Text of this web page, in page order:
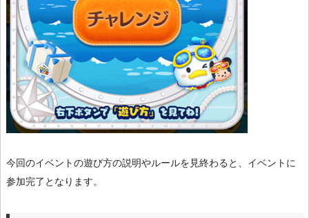
今回のイベントの遊び方の説明やルールを見終わると、イベントに
参加完了となります。